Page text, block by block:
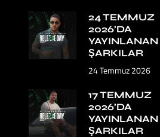
24 TEMMUZ
2026’DA
YAYINLANAN
ŞARKILAR
24 Temmuz 2026
17 TEMMUZ
2026’DA
YAYINLANAN
ŞARKILAR